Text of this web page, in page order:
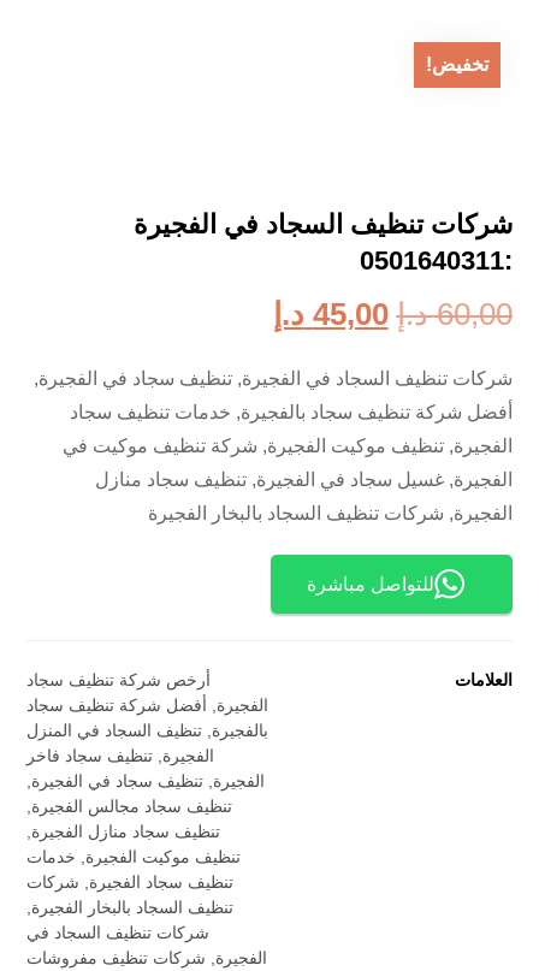
تخفيض!
شركات تنظيف السجاد في الفجيرة
:0501640311
60,00 د.إ 45,00 د.إ
شركات تنظيف السجاد في الفجيرة, تنظيف سجاد في الفجيرة,
أفضل شركة تنظيف سجاد بالفجيرة, خدمات تنظيف سجاد
الفجيرة, تنظيف موكيت الفجيرة, شركة تنظيف موكيت في
الفجيرة, غسيل سجاد في الفجيرة, تنظيف سجاد منازل
الفجيرة, شركات تنظيف السجاد بالبخار الفجيرة
للتواصل مباشرة
العلامات
أرخص شركة تنظيف سجاد
الفجيرة
أفضل شركة تنظيف سجاد
بالفجيرة تنظيف السجاد في المنزل
الفجيرة تنظيف سجاد فاخر
الفجيرة تنظيف سجاد في الفجيرة
تنظيف سجاد مجالس الفجيرة
تنظيف سجاد منازل الفجيرة
تنظيف موكيت الفجيرة
خدمات
تنظيف سجاد الفجيرة
شركات
تنظيف السجاد بالبخار الفجيرة
شركات تنظيف السجاد في
الفجيرة
شركات تنظيف مفروشات